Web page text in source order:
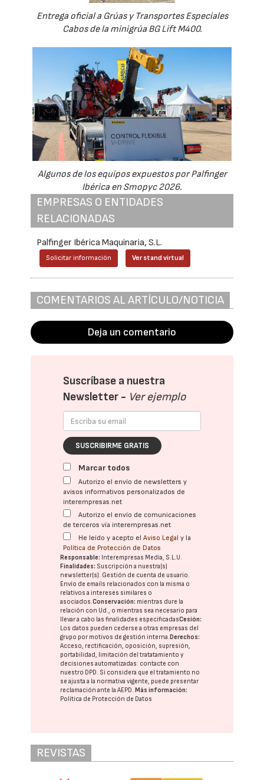
Entrega oficial a Grúas y Transportes Especiales
Cabos de la minigrúa BG Lift M400.
Algunos de los equipos expuestos por Palfinger
Ibérica en Smopyc 2026.
EMPRESAS O ENTIDADES
RELACIONADAS
Palfinger Ibérica Maquinaria, S.L.
Solicitar información Ver stand virtual
COMENTARIOS AL ARTÍCULO/NOTICIA
Deja un comentario
Suscríbase a nuestra
Newsletter - Ver ejemplo
SUSCRIBIRME GRATIS
Marcar todos
Autorizo el envío de newsletters y
avisos informativos personalizados de
interempresas.net
Autorizo el envío de comunicaciones
de terceros vía interempresas.net
He leído y acepto elAviso Legal y la
Política de Protección de Datos
Responsable: Interempresas Media, S.L.U.
Finalidades: Suscripción a nuestra(s)
newsletter(s). Gestión de cuenta de usuario.
Envío de emails relacionados con la misma o
relativos a intereses similares o
asociados.Conservación: mientras dure la
relación con Ud., o mientras sea necesario para
llevar a cabo las finalidades especificadasCesión:
Los datos pueden cederse a otras empresas del
grupo por motivos de gestión interna. Derechos:
Acceso, rectificación, oposición, supresión,
portabilidad, limitación del tratatamiento y
decisiones automatizadas: contacte con
nuestro DPD. Si considera que el tratamiento no
se ajusta a la normativa vigente, puede presentar
reclamación ante laAEPD. Más información:
Política de Protección de Datos
REVISTAS